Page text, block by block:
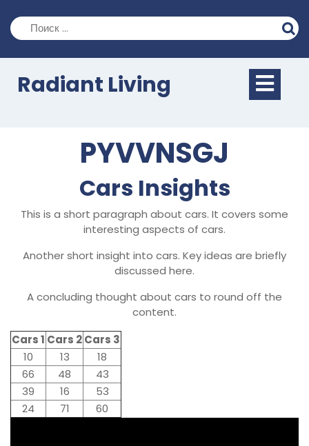
содержимому
Radiant Living
PYVVNSGJ
Cars Insights
This is a short paragraph about cars. It covers some
interesting aspects of cars.
Another short insight into cars. Key ideas are briefly
discussed here.
A concluding thought about cars to round off the
content.
Cars 1 Cars 2Cars 3
10
13
18
66
48
43
39
16
53
24
71 60